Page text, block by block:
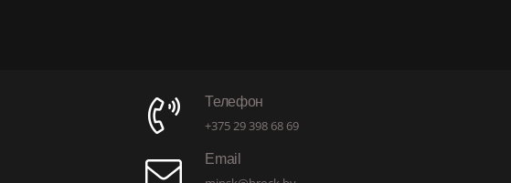
Телефон
+375 29 398 68 69
Email